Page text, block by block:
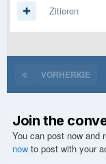
Zitieren
VORHERIGE
Join the
You can post now and
now to post with your